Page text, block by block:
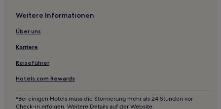
Weitere Informationen
Über uns
Karriere
Reiseführer
Hotels.com Rewards
*Bei einigen Hotels muss die Stornierung mehr als 24 Stunden vor
Check-in erfolgen. Weitere Details auf der Website.